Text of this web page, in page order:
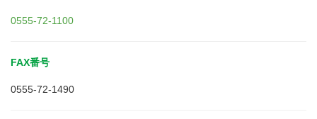
0555-72-1100
FAX番号
0555-72-1490